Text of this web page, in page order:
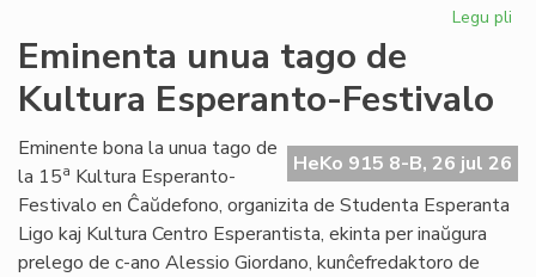
Legu pli
Eminenta unua tago de
Kultura Esperanto-Festivalo
HeKo 915 8-B, 26 jul 26
Eminente bona la unua tago de
la 15a Kultura Esperanto-
Festivalo en Ĉaŭdefono, organizita de Studenta Esperanta
Ligo kaj Kultura Centro Esperantista, ekinta per inaŭgura
prelego de c-ano Alessio Giordano, kunĉefredaktoro de